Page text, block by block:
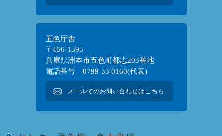
五色庁舎
〒656-1395
兵庫県洲本市五色町都志203番地
電話番号 0799-33-0160(代表)
メールでのお問い合わせはこちら